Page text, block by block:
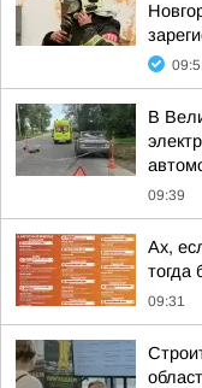
В
09:39
Ах,
тогда
09:31